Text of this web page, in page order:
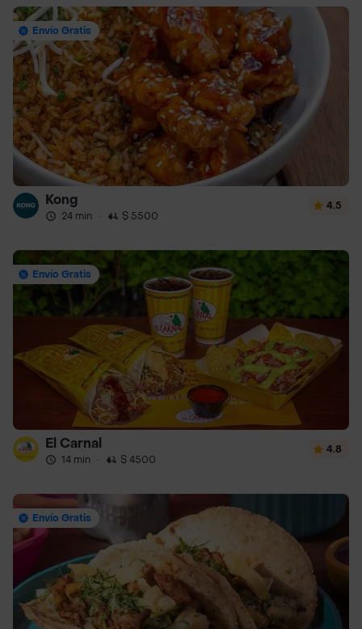
Envío Gratis
Kong
24 min · $ 5500
4.5
Envío Gratis
El Carnal
14 min · $ 4500
4.8
Envío Gratis